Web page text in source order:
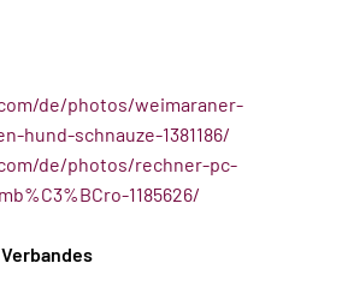
de/photos/weimaraner-
hund-schnauze-1381186/
de/photos/rechner-pc-
1185626/